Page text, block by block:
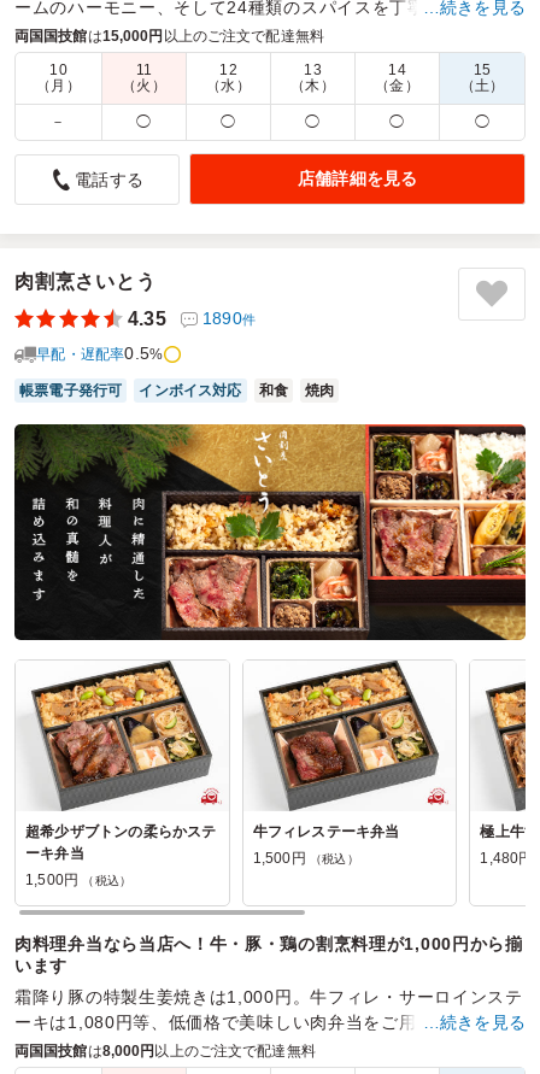
ームのハーモニー、そして24種類のスパイスを丁寧に混ぜ合わ
せた手間暇かけた自慢のカレーとなっております。
商品数： 締切日時： 2日前17:00 価格帯：
220円～1,562円
配達時間：
9:30～18:00
夏はやっぱりカレー
4.5
で注文もわかりやすく、電話や、ファックスなどの手間がな
く、また、注文も確認も見やすかった。職場で注文しました
が、職員もみんな満足して、またお願いしたいと言われてい
ます。家族の分も持ち帰る職員もいて、次回は、注文が増え
そうです。ウーロン茶もついていてありがたかった。現金払
てくれました、、
ご利用シーン：－
参加者の年齢：40代～50代男女比：女性多め
東京都墨田区文花
2025/07/27
オーベルジーヌの口コミをもっと見る
…続きを見る
両国国技館は15,000円 以上のご注文で配達無料
10
（月）
11
（火）
12
（水）
13
（木）
14
（金）
15
（土）
－ ◯ ◯ ◯ ◯ ◯
電話する 店舗詳細を見る
肉割烹さいとう
4.35
1890件
早配・遅配率0.5%
帳票電子発行可 インボイス対応 和食 焼肉
超希少ザブトンの柔らかステ
ーキ弁当
1,500円
（税込）
牛フィレステーキ弁当
1,500円
（税込）
極上牛
1,480円
肉料理弁当なら当店へ！牛・豚・鶏の割烹料理が1,000円から揃
います
霜降り豚の特製生姜焼きは1,000円。牛フィレ・サーロインステ
ーキは1,080円等、低価格で美味しい肉弁当をご用意しておりま
す。自慢の割烹料理と共にお召し上がりください
…続きを見る
両国国技館は8,000円以上のご注文で配達無料